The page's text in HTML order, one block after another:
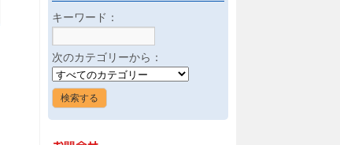
キーワード：
次のカテゴリーから：